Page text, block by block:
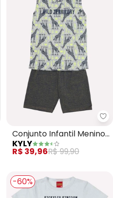
- Conjunto Infantil
Conjunto Infantil Menino
Lettering (Cinza)
KYLY
R$ 39,96R$ 99,90
-60%